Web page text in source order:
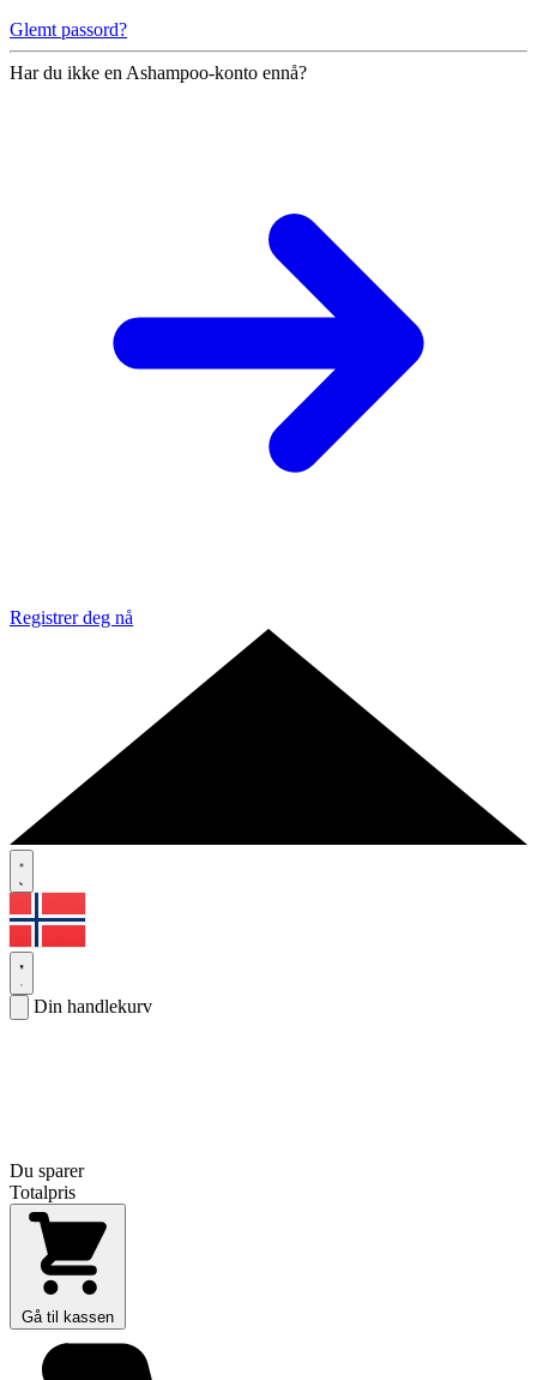
Glemt passord?
Har du ikke en Ashampoo-konto ennå?
Registrer deg nå
Din handlekurv
Du sparer
Totalpris
Gå til kassen